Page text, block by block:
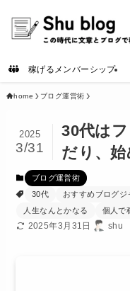
稼げるメンバーシップ
home ブログ運営術
30代は
だり、
2025
3/31
ブログ運営術
30代
おすすめブログジ
人生なんとかなる
個人で
2025年3月31日 shu